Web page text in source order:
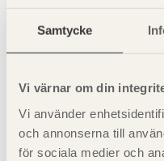
Samtycke
Vi värnar om din
Vi använder
och annonserna till
för sociala medier och
Visa